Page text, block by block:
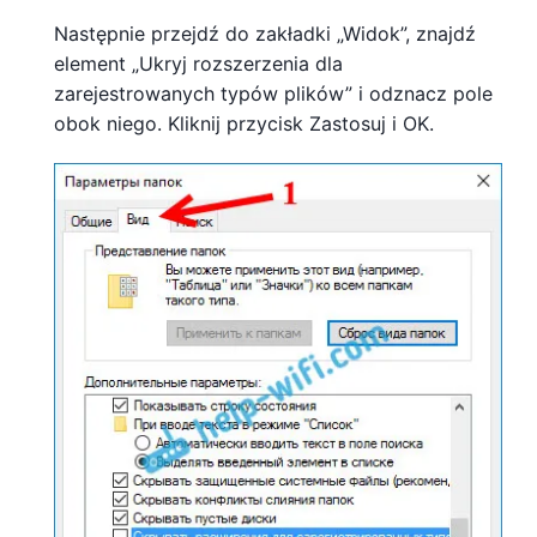
Następnie przejdź do zakładki „Widok”, znajdź
element „Ukryj rozszerzenia dla
zarejestrowanych typów plików” i odznacz pole
obok niego. Kliknij przycisk Zastosuj i OK.